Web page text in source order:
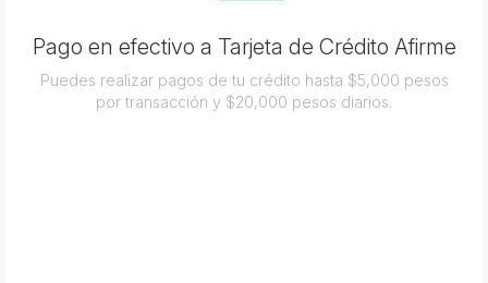
Pago en efectivo a Tarjeta de Crédito Afirme
Puedes realizar pagos de tu crédito hasta $5,000 pesos
por transacción y $20,000 pesos diarios.